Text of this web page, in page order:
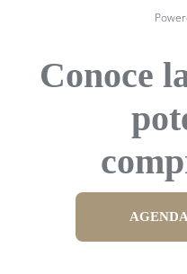
Conoce